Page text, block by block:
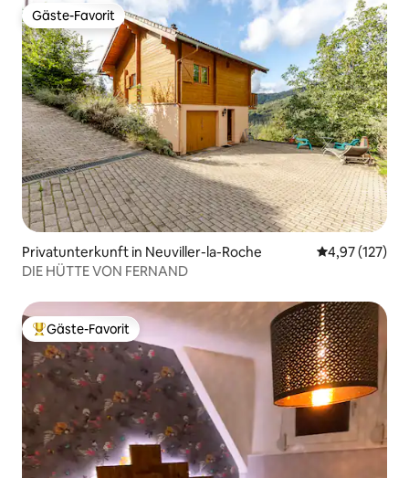
Gäste-Favorit
Gäste-Favorit
Privatunterkunft in Neuviller-la-Roche
4,97 (127)
DIE HÜTTE VON FERNAND
Beliebter Gäste-Favorit.
Gäste-Favorit